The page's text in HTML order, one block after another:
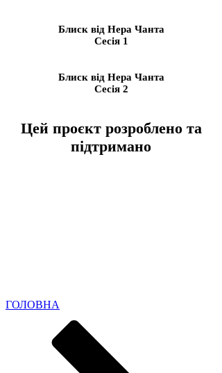
Блиск від Нера Чанта
Сесія 1
Блиск від Нера Чанта
Сесія 2
Цей проєкт розроблено та
підтримано
ГОЛОВНА